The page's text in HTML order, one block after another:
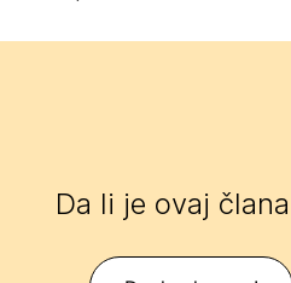
Da li je ovaj